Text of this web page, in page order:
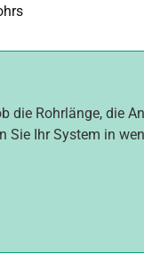
Rohrlänge, die
Sie Ihr System in